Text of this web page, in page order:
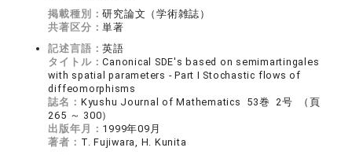
掲載種別：研究論文（学術雑誌）
共著区分：単著
記述言語：英語
タイトル：Canonical SDE's based on semimartingales
with spatial parameters ‐ Part I Stochastic flows of
diffeomorphisms
誌名： Kyushu Journal of Mathematics 53巻 2号 （頁
265 ～ 300）
出版年月： 1999年09月
著者： T. Fujiwara, H. Kunita